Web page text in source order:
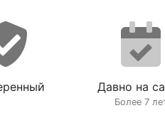
Давно на
Более 7